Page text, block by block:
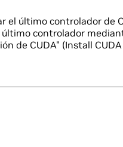
el último controlador de
controlador
de CUDA" (Install